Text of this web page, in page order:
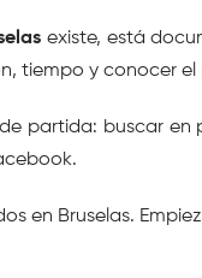
existe, está
tiempo y conocer el
partida: buscar
en Bruselas.